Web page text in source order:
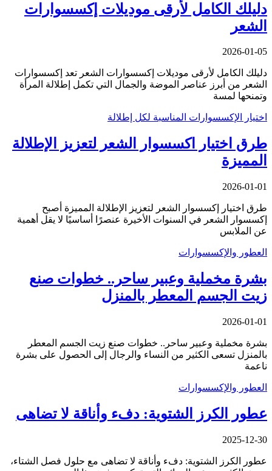
دليلك الكامل لأرقى موديلات إكسسوارات
الشعر
2026-01-05
دليلك الكامل لأرقى موديلات إكسسوارات الشعر تعد إكسسوارات
الشعر من أبرز عناصر الموضة والجمال التي تكمل إطلالة المرأة
وتمنحها لمسة
اختيار الإكسسوارات المناسبة لكل إطلالة
طرق اختيار اكسسوار الشعر لتعزيز الإطلالة
المميزة
2026-01-01
طرق اختيار إكسسوار الشعر لتعزيز الإطلالة المميزة أصبح
إكسسوار الشعر في السنوات الأخيرة عنصرًا أساسيًا لا يقل أهمية
عن الملابس
العطور والإكسسوارات
بشرة مخملية وعبير ساحر.. خطوات صنع
زيت الجسم المعطر بالمنزل
2026-01-01
بشرة مخملية وعبير ساحر.. خطوات صنع زيت الجسم المعطر
بالمنزل تسعى الكثير من النساء والرجال إلى الحصول على بشرة
ناعمة
العطور والإكسسوارات
عطور الكرز الشتوية: دفء وأناقة لا تضاهى
2025-12-30
عطور الكرز الشتوية: دفء وأناقة لا تضاهى مع حلول فصل الشتاء،